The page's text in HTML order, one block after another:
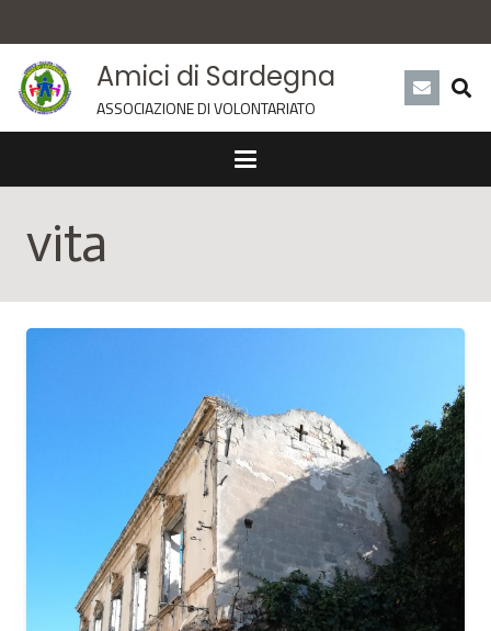
Amici di Sardegna
ASSOCIAZIONE DI VOLONTARIATO
vita